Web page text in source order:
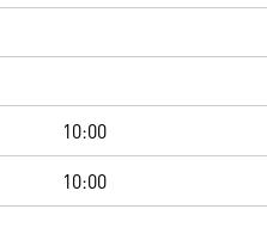
10:00
10:00